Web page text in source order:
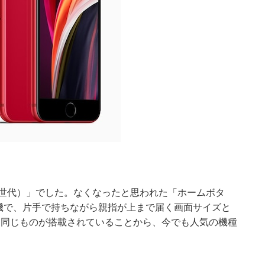
）」でした。なくなったと思われた「ホームボタ
、片手で持ちながら親指が上まで届く画面サイズと
じものが搭載されていることから、今でも人気の機種